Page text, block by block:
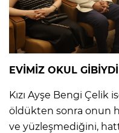
EVİMİZ OKUL GİBİYDİ
Kızı Ayşe Bengi Çelik
öldükten sonra onun
ve yüzleşmediğini,